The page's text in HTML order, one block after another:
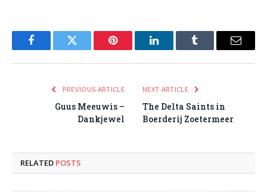
FacebookTwitter Pinterest LinkedInTumblr Email
PREVIOUS ARTICLE
Guus Meeuwis –
Dankjewel
NEXT ARTICLE
The Delta Saints in
Boerderij Zoetermeer
RELATED POSTS